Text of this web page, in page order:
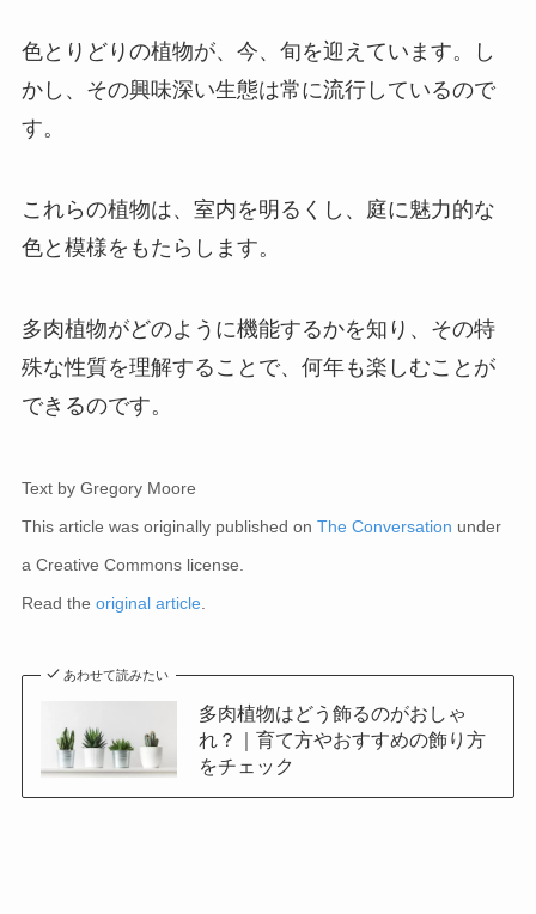
色とりどりの植物が、今、旬を迎えています。し
かし、その興味深い生態は常に流行しているので
す。
これらの植物は、室内を明るくし、庭に魅力的な
色と模様をもたらします。
多肉植物がどのように機能するかを知り、その特
殊な性質を理解することで、何年も楽しむことが
できるのです。
Text by Gregory Moore
This article was originally published on The Conversation under
a Creative Commons license.
Read the original article
あわせて読みたい
多肉植物はどう飾るのがおしゃ
れ？｜育て方やおすすめの飾り方
をチェック